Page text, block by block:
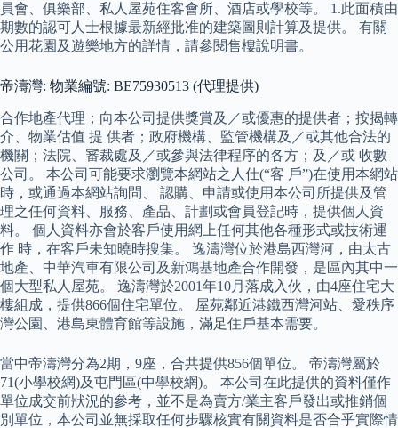
員會、俱樂部、私人屋苑住客會所、酒店或學校等。 1.此面積由
期數的認可人士根據最新經批准的建築圖則計算及提供。 有關
公用花園及遊樂地方的詳情，請參閱售樓說明書。
帝濤灣: 物業編號: BE75930513 (代理提供)
合作地產代理；向本公司提供獎賞及／或優惠的提供者；按揭轉
介、物業估值 提 供者；政府機構、監管機構及／或其他合法的
機關；法院、審裁處及／或參與法律程序的各方；及／或 收數
公司。 本公司可能要求瀏覽本網站之人仕(“客 戶”)在使用本網站
時，或通過本網站詢問、 認購、申請或使用本公司所提供及管
理之任何資料、服務、產品、計劃或會員登記時，提供個人資
料。 個人資料亦會於客戶使用網上任何其他各種形式或技術運
作 時，在客戶未知曉時搜集。 逸濤灣位於港島西灣河，由太古
地產、中華汽車有限公司及新鴻基地產合作開發，是區內其中一
個大型私人屋苑。 逸濤灣於2001年10月落成入伙，由4座住宅大
樓組成，提供866個住宅單位。 屋苑鄰近港鐵西灣河站、愛秩序
灣公園、港島東體育館等設施，滿足住戶基本需要。
當中帝濤灣分為2期，9座，合共提供856個單位。 帝濤灣屬於
71(小學校網)及屯門區(中學校網)。 本公司在此提供的資料僅作
單位成交前狀況的參考，並不是為賣方/業主客戶發出或推銷個
別單位，本公司並無採取任何步驟核實有關資料是否合乎實際情